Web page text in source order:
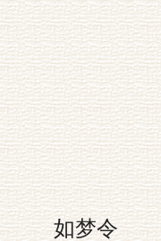
如梦令